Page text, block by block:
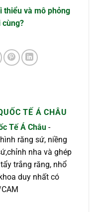
thiểu và mô phỏng
TẾ Á CHÂU
Tế Á Châu -
răng sứ, niềng
nha và ghép
trắng răng, nhổ
duy nhất có